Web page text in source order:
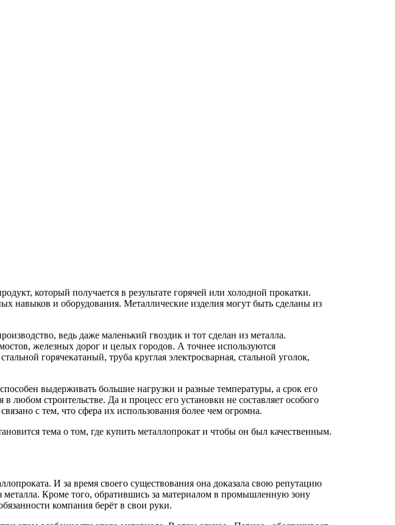
который получается в результате горячей или холодной прокатки.
навыков и оборудования. Металлические изделия могут быть сделаны из
ведь даже маленький гвоздик и тот сделан из металла.
железных дорог и целых городов. А точнее используются
горячекатаный, труба круглая электросварная, стальной уголок,
выдерживать большие нагрузки и разные температуры, а срок его
строительстве. Да и процесс его установки не составляет особого
с тем, что сфера их использования более чем огромна.
тема о том, где купить металлопрокат и чтобы он был качественным.
И за время своего существования она доказала свою репутацию
Кроме того, обратившись за материалом в промышленную зону
компания берёт в свои руки.